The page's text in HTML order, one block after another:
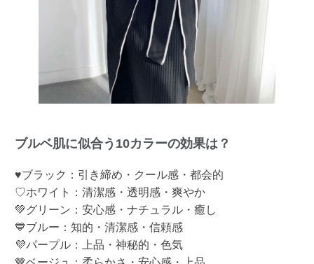
ブルベ肌に似合う10カラーの効果は？
♥ブラック：引き締め・クール感・都会的
♡ホワイト：清潔感・透明感・爽やか
💚グリーン：安心感・ナチュラル・癒し
💙ブルー：知的・清潔感・信頼感
💜パープル：上品・神秘的・色気